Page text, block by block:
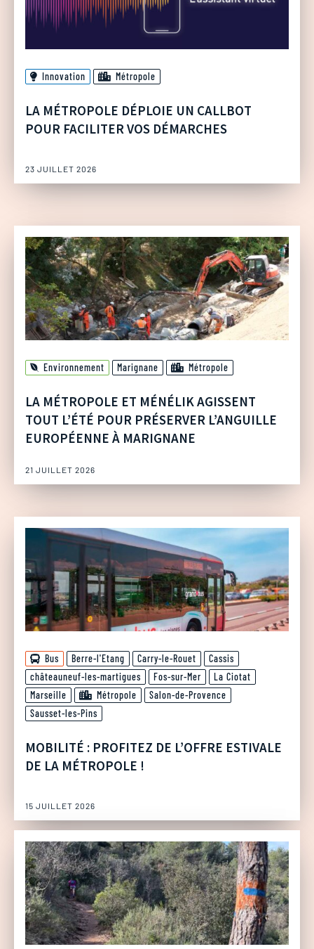
Innovation Métropole
LA MÉTROPOLE DÉPLOIE UN CALLBOT
POUR FACILITER VOS DÉMARCHES
23 JUILLET 2026
Environnement Marignane Métropole
LA MÉTROPOLE ET MÉNÉLIK AGISSENT
TOUT L’ÉTÉ POUR PRÉSERVER L’ANGUILLE
EUROPÉENNE À MARIGNANE
21 JUILLET 2026
Bus Berre-l'Etang Carry-le-Rouet
Cassis
châteauneuf-les-martigues
Fos-sur-Mer
La Ciotat
Marseille
Métropole
Salon-de-Provence
Sausset-les-Pins
MOBILITÉ : PROFITEZ DE L’OFFRE ESTIVALE
DE LA MÉTROPOLE !
15 JUILLET 2026